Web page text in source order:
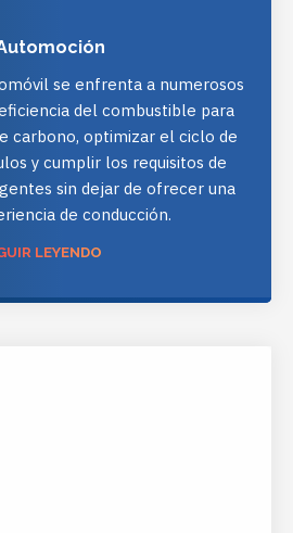
se enfrenta a numerosos
del combustible para
carbono, optimizar el ciclo de
y cumplir los requisitos de
sin dejar de ofrecer una
de conducción.
LEYENDO